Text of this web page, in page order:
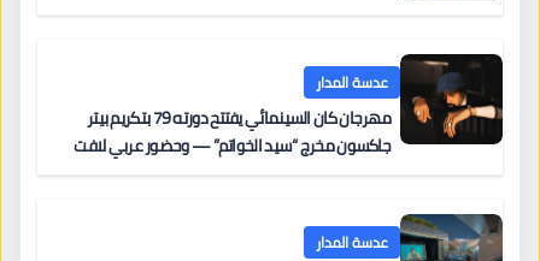
عدسة المدار
مهرجان كان السينمائي يفتتح دورته 79 بتكريم بيتر
جاكسون مخرج “سيد الخواتم” — وحضور عربي لافت
عدسة المدار